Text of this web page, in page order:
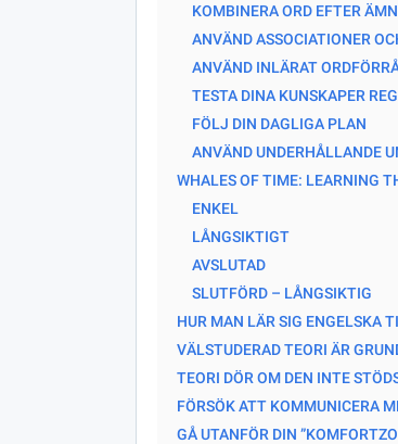
KOMBINERA ORD EFTER
ANVÄND ASSOCIATIONER
ANVÄND INLÄRAT
TESTA DINA KUNSKAPER
FÖLJ DIN DAGLIGA PLAN
ANVÄND UNDERHÅLLANDE
WHALES OF TIME: LEARNING
ENKEL
LÅNGSIKTIGT
AVSLUTAD
SLUTFÖRD – LÅNGSIKTIG
HUR MAN LÄR SIG ENGELSKA
VÄLSTUDERAD TEORI ÄR
TEORI DÖR OM DEN INTE
FÖRSÖK ATT KOMMUNICERA
GÅ UTANFÖR DIN